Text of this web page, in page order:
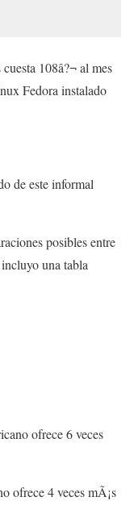
108â?¬ al mes
Fedora instalado
de este informal
posibles entre
una tabla
ofrece 6 veces
ofrece 4 veces mÃ¡s